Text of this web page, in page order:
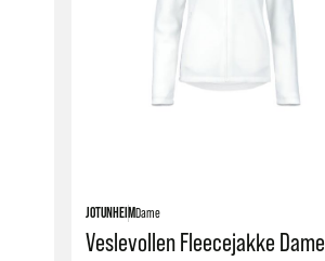
JOTUNHEIMDame
Veslevollen Fleecejakke Dame